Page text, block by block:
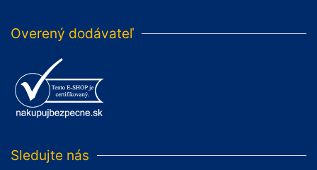
Overený dodávateľ
Sledujte nás